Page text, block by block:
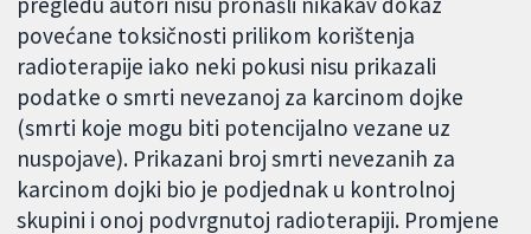
povećane toksičnosti prilikom korištenja
radioterapije iako neki pokusi nisu prikazali
podatke o smrti nevezanoj za karcinom dojke
(smrti koje mogu biti potencijalno vezane uz
nuspojave). Prikazani broj smrti nevezanih za
karcinom dojki bio je podjednak u kontrolnoj
skupini i onoj podvrgnutoj radioterapiji. Promjene